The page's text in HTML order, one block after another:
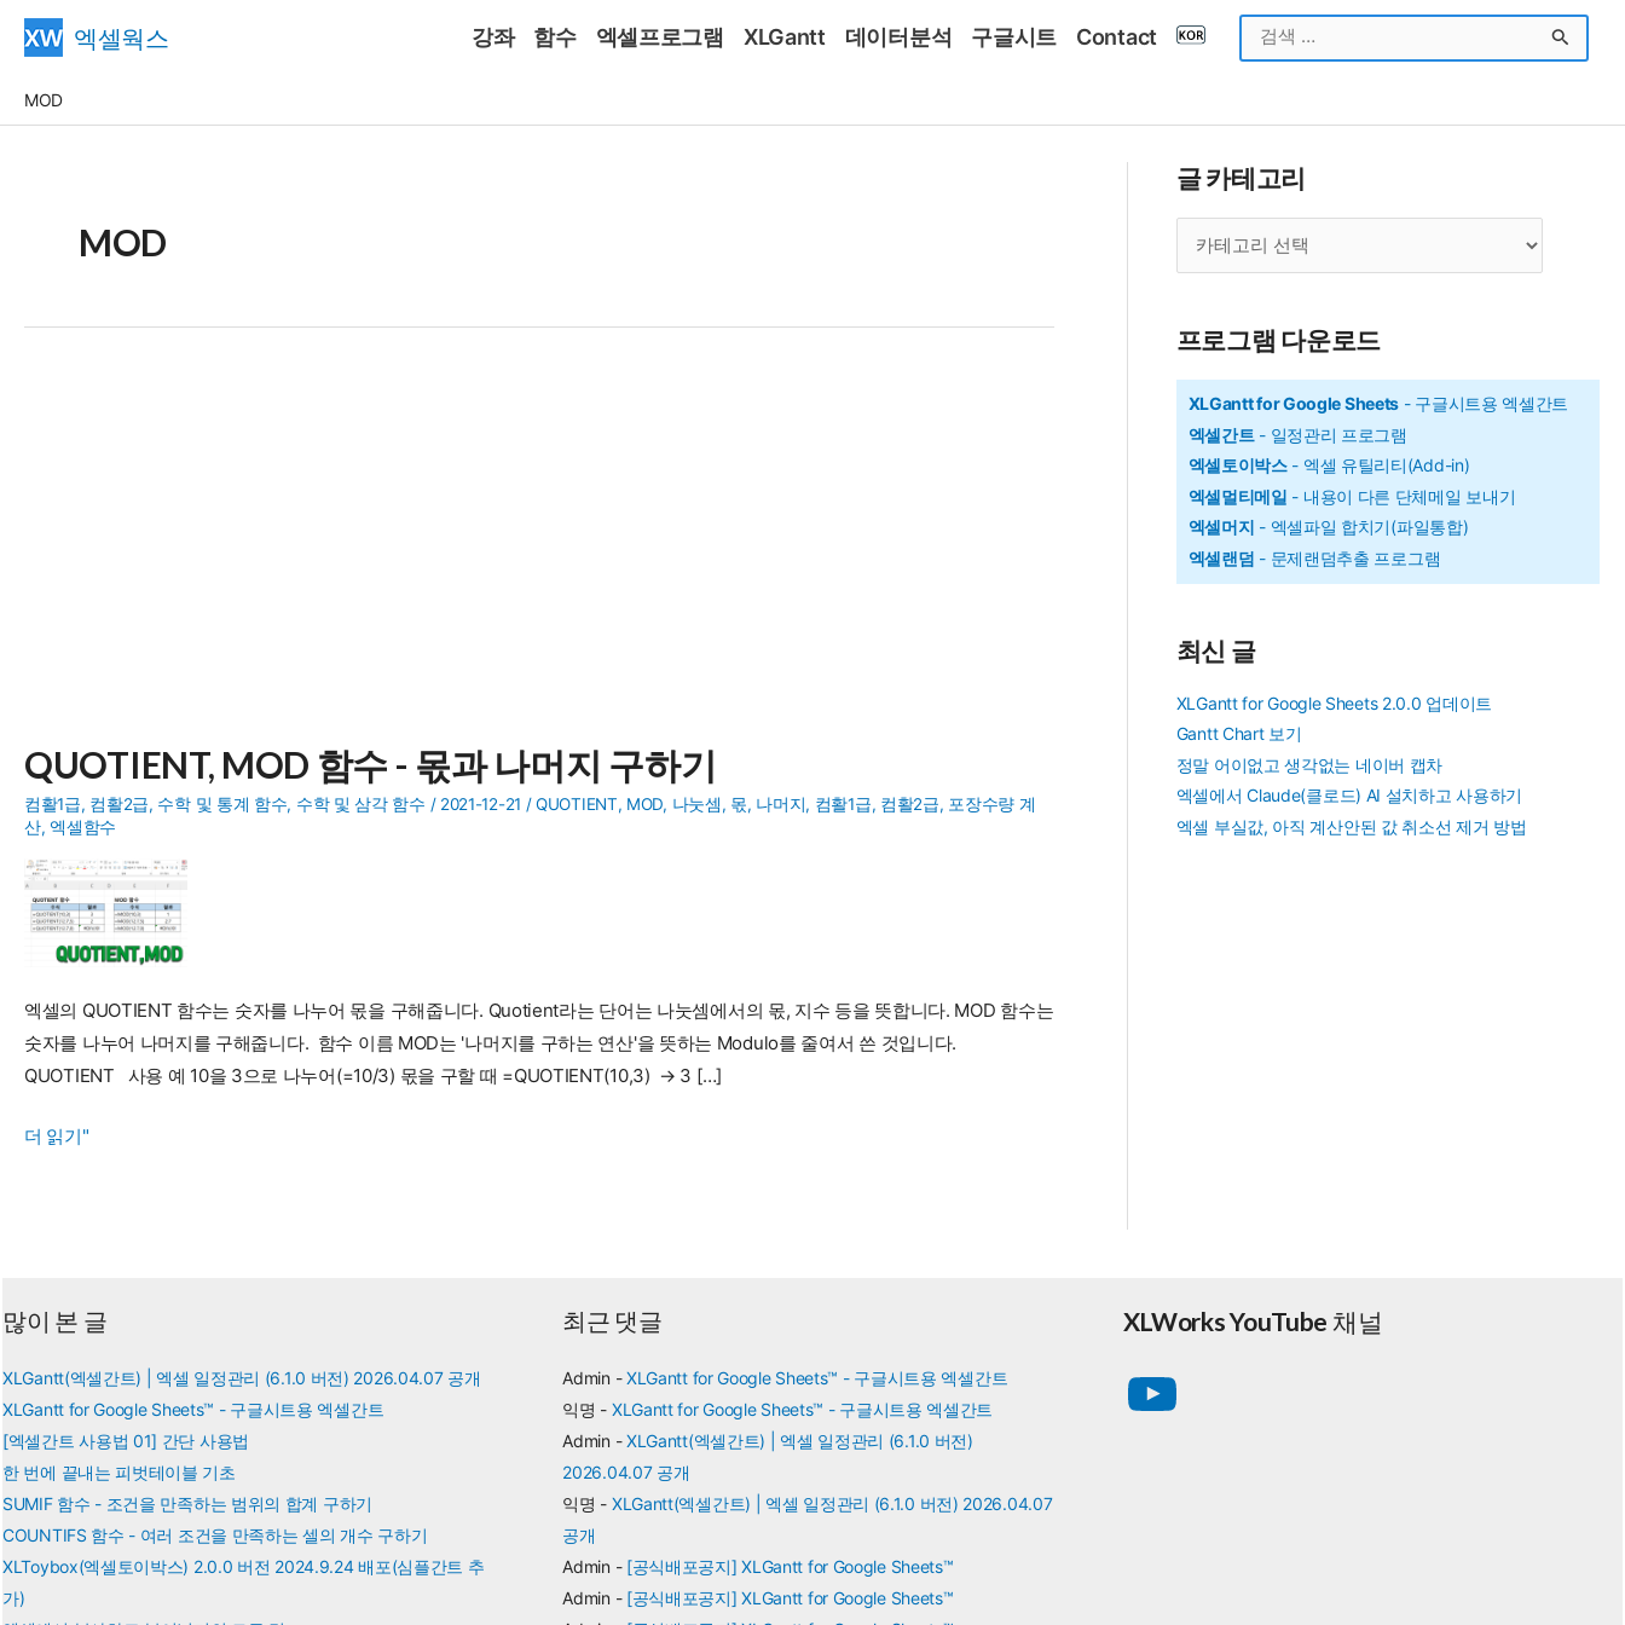
엑셀웍스 강좌 함수 엑셀프로그램 XLGantt 데이터분석 구글시트 Contact
색
상
MOD
MOD
QUOTIENT, MOD 함수 - 몫과 나머지 구하기
컴활1급, 컴활2급, 수학 및 통계 함수, 수학 및 삼각 함수 / 2021-12-21 /QUOTIENT, MOD, 나눗셈, 몫, 나머지, 컴활1급, 컴활2급, 포장수량 계
산, 엑셀함수
엑셀의 QUOTIENT 함수는 숫자를 나누어 몫을 구해줍니다. Quotient라는 단어는 나눗셈에서의 몫, 지수 등을 뜻합니다. MOD 함수는
숫자를 나누어 나머지를 구해줍니다. 함수 이름 MOD는 '나머지를 구하는 연산'을 뜻하는 Modulo를 줄여서 쓴 것입니다.
QUOTIENT 사용 예 10을 3으로 나누어(=10/3) 몫을 구할 때 =QUOTIENT(10,3) → 3 […]
QUOTIENT,
과
구
하
기
더 읽기"
글 카테고리
리
프로그램 다운로드
XLGantt for Google Sheets - 구글시트용 엑셀간트
엑셀간트- 일정관리 프로그램
엑셀토이박스- 엑셀 유틸리티(Add-in)
엑셀멀티메일 - 내용이 다른 단체메일 보내기
엑셀머지 - 엑셀파일 합치기(파일통합)
엑셀랜덤 - 문제랜덤추출 프로그램
최신 글
XLGantt for Google Sheets 2.0.0 업데이트
Gantt Chart 보기
정말 어이없고 생각없는 네이버 캡차
엑셀에서 Claude(클로드) AI 설치하고 사용하기
엑셀 부실값, 아직 계산안된 값 취소선 제거 방법
많이 본 글
XLGantt(엑셀간트) | 엑셀 일정관리 (6.1.0 버전) 2026.04.07 공개
XLGantt for Google Sheets™ - 구글시트용 엑셀간트
[엑셀간트 사용법 01] 간단 사용법
한 번에 끝내는 피벗테이블 기초
SUMIF 함수 - 조건을 만족하는 범위의 합계 구하기
COUNTIFS 함수 - 여러 조건을 만족하는 셀의 개수 구하기
XLToybox(엑셀토이박스) 2.0.0 버전 2024.9.24 배포(심플간트 추
가)
최근 댓글
Admin -XLGantt for Google Sheets™ - 구글시트용 엑셀간트
익명 - XLGantt for Google Sheets™ - 구글시트용 엑셀간트
Admin -XLGantt(엑셀간트) | 엑셀 일정관리 (6.1.0 버전)
2026.04.07 공개
익명 - XLGantt(엑셀간트) | 엑셀 일정관리 (6.1.0 버전) 2026.04.07
공개
Admin - [공식배포공지] XLGantt for Google Sheets™
Admin - [공식배포공지] XLGantt for Google Sheets™
XLWorks YouTube 채널
YouTube